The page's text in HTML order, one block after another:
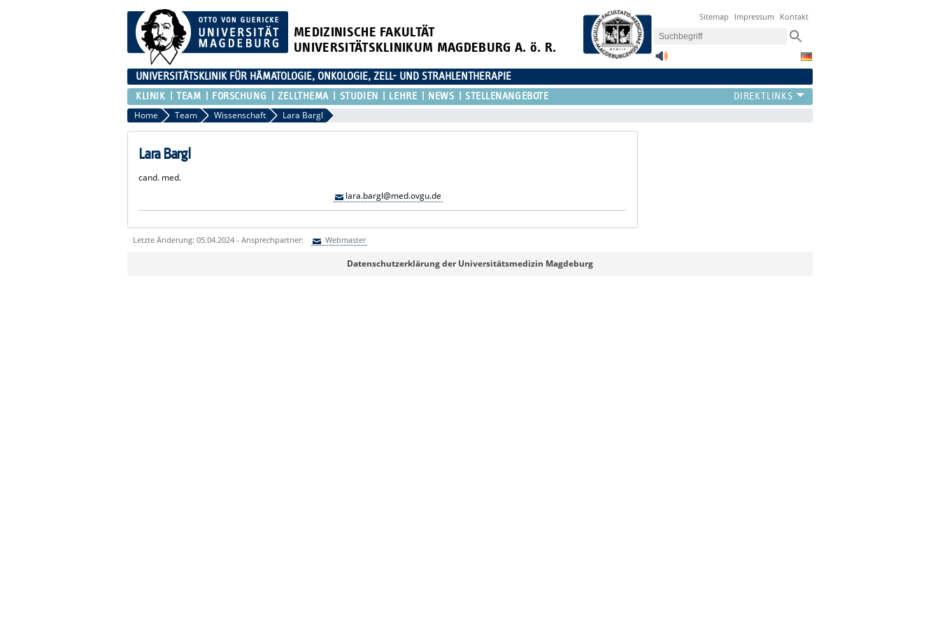
MEDIZINISCHE FAKULTÄT
UNIVERSITÄTSKLINIKUM MAGDEBURG A. ö. R.
Sitemap Impressum Kontakt
UNIVERSITÄTSKLINIK FÜR HÄMATOLOGIE, ONKOLOGIE, ZELL- UND STRAHLENTHERAPIE
KLINIK TEAM FORSCHUNG ZELLTHEMA STUDIEN LEHRE NEWS STELLENANGEBOTE
Home Team Wissenschaft Lara Bargl
Lara Bargl
cand. med.
lara.bargl@med.ovgu.de
Letzte Änderung: 05.04.2024 - Ansprechpartner: Webmaster
WebmasterDatenschutzerklärung der Universitätsmedizin Magdeburg